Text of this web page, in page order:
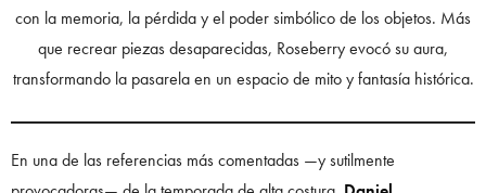
con la memoria, la pérdida y el poder simbólico de los objetos. Más
que recrear piezas desaparecidas, Roseberry evocó su aura,
transformando la pasarela en un espacio de mito y fantasía histórica.
En una de las referencias más comentadas —y sutilmente